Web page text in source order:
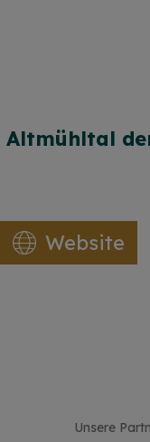
Website
Unsere